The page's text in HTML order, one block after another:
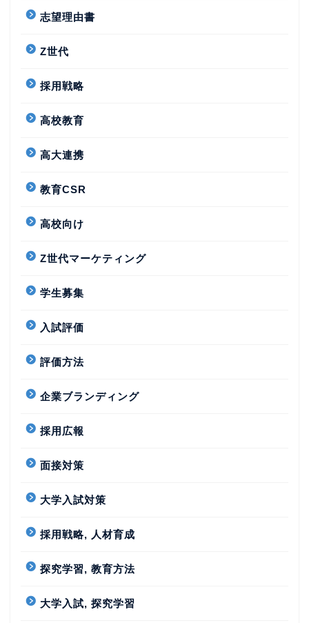
志望理由書
Z世代
採用戦略
高校教育
高大連携
教育CSR
高校向け
Z世代マーケティング
学生募集
入試評価
評価方法
企業ブランディング
採用広報
面接対策
大学入試対策
採用戦略, 人材育成
探究学習, 教育方法
大学入試, 探究学習